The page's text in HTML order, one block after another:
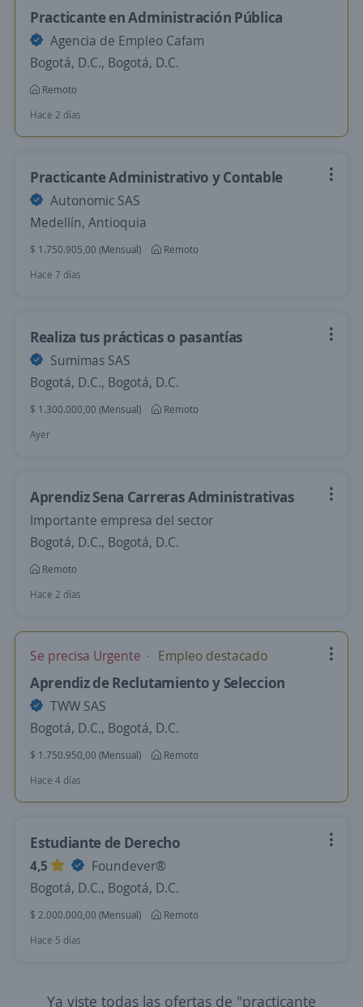
Practicante en Administración Pública
Agencia de Empleo Cafam
Bogotá, D.C., Bogotá, D.C.
Remoto
Hace 2 días
Practicante Administrativo y Contable
Autonomic SAS
Medellín, Antioquia
$ 1.750.905,00 (Mensual)
Remoto
Hace 7 días
Realiza tus prácticas o pasantías
Sumimas SAS
Bogotá, D.C., Bogotá, D.C.
$ 1.300.000,00 (Mensual)
Remoto
Ayer
Aprendiz Sena Carreras Administrativas
Importante empresa del sector
Bogotá, D.C., Bogotá, D.C.
Remoto
Hace 2 días
Se precisa Urgente Empleo destacado
Aprendiz de Reclutamiento y Seleccion
TWW SAS
Bogotá, D.C., Bogotá, D.C.
$ 1.750.950,00 (Mensual)
Remoto
Hace 4 días
Estudiante de Derecho
4,5
Foundever®
Bogotá, D.C., Bogotá, D.C.
$ 2.000.000,00 (Mensual)
Remoto
Hace 5 días
Ya viste todas las ofertas de "practicante